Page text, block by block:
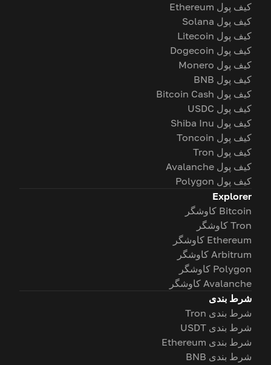
کیف پول Ethereum
کیف پول Solana
کیف پول Litecoin
کیف پول Dogecoin
کیف پول Monero
کیف پول BNB
کیف پول Bitcoin Cash
کیف پول USDC
کیف پول Shiba Inu
کیف پول Toncoin
کیف پول Tron
کیف پول Avalanche
کیف پول Polygon
Explorer
Bitcoin کاوشگر
Tron کاوشگر
Ethereum کاوشگر
Arbitrum کاوشگر
Polygon کاوشگر
Avalanche کاوشگر
شرط بندی
شرط بندی Tron
شرط بندی USDT
شرط بندی Ethereum
شرط بندی BNB